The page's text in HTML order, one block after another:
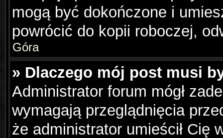
mogą być dokończone i
powrócić do kopii roboczej,
Góra
» Dlaczego mój post musi
Administrator forum mógł
wymagają przeglądnięcia
że administrator umieścił Cię